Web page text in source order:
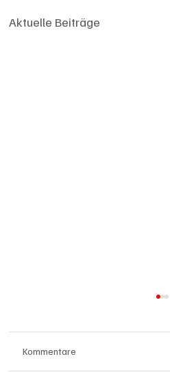
Aktuelle Beiträge
Kommentare